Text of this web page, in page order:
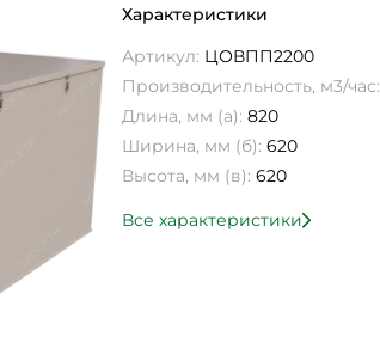
Характеристики
Артикул: ЦОВПП2200
Производительность, м3/час:
Длина, мм (а): 820
Ширина, мм (б): 620
Высота, мм (в): 620
Все характеристики